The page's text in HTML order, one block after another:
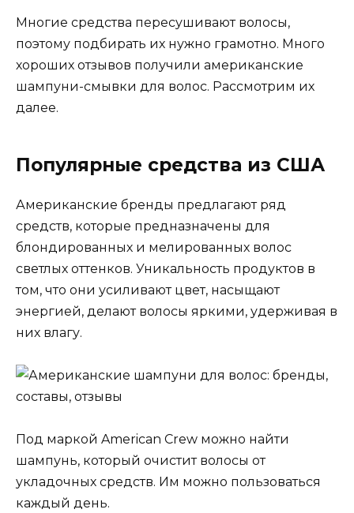
Многие средства пересушивают волосы,
поэтому подбирать их нужно грамотно. Много
хороших отзывов получили американские
шампуни-смывки для волос. Рассмотрим их
далее.
Популярные средства из США
Американские бренды предлагают ряд
средств, которые предназначены для
блондированных и мелированных волос
светлых оттенков. Уникальность продуктов в
том, что они усиливают цвет, насыщают
энергией, делают волосы яркими, удерживая в
них влагу.
Под маркой American Crew можно найти
шампунь, который очистит волосы от
укладочных средств. Им можно пользоваться
каждый день.